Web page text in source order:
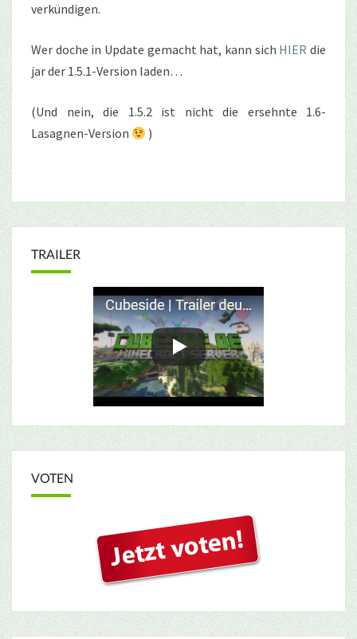
verkündigen.
Wer doche in Update gemacht hat, kann sich HIER die
jar der 1.5.1-Version laden…
(Und nein, die 1.5.2 ist nicht die ersehnte 1.6-
Lasagnen-Version
)
TRAILER
VOTEN